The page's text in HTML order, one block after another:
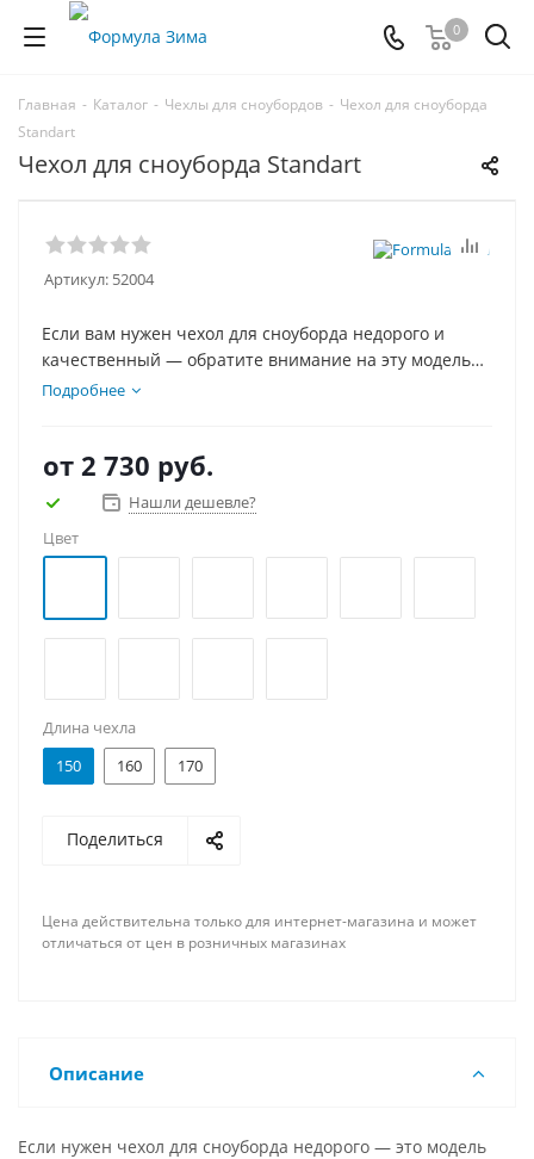
0
Главная - Каталог - Чехлы для сноубордов - Чехол для сноуборда
Standart
Чехол для сноуборда Standart
Артикул: 52004
Если вам нужен чехол для сноуборда недорого и
качественный — обратите внимание на эту модель
«Стандарт». Добротно выполненный чехол по
Есть самовывоз и доставка по России и СНГ.
Подробнее
от 2 730 руб.
Нашли дешевле?
Цвет
Длина чехла
150
160 170
Поделиться
Цена действительна только для интернет-магазина и может
отличаться от цен в розничных магазинах
Описание
Если нужен чехол для сноуборда недорого — это модель